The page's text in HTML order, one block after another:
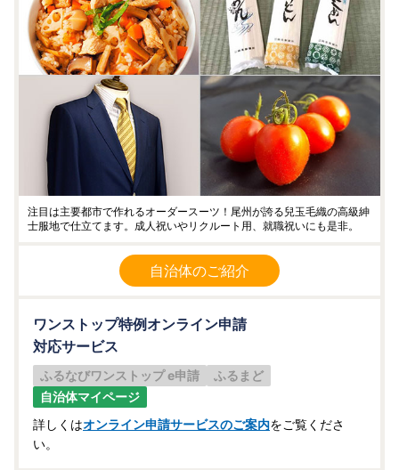
注目は主要都市で作れるオーダースーツ！尾州が誇る兒玉毛織の高級紳
士服地で仕立てます。成人祝いやリクルート用、就職祝いにも是非。
自治体のご紹介
ワンストップ特例オンライン申請
対応サービス
ふるなびワンストップ e申請
ふるまど
自治体マイページ
詳しくはオンライン申請サービスのご案内をご覧くださ
い。